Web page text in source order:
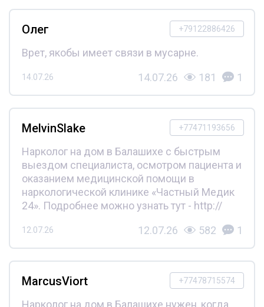
+79122886426
Олег
Врет, якобы имеет связи в мусарне.
14.07.26 14.07.26 181 1
+77471193656
MelvinSlake
Нарколог на дом в Балашихе с быстрым
выездом специалиста, осмотром пациента и
оказанием медицинской помощи в
наркологической клинике «Частный Медик
24». Подробнее можно узнать тут - http://
12.07.26 12.07.26 582 1
+77478715574
MarcusViort
Нарколог на дом в Балашихе нужен, когда